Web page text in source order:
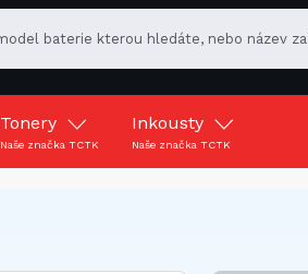
Tonery
Naše značka TCTK
Inkousty
Naše značka TCTK